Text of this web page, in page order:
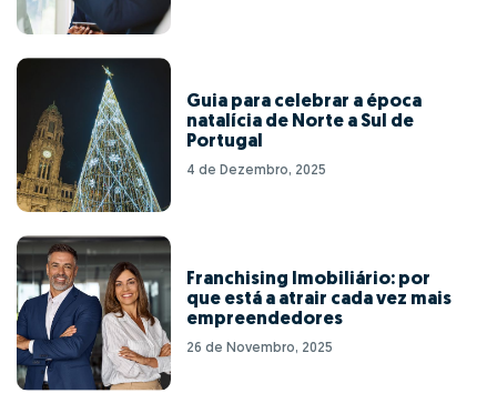
Guia para celebrar a época
natalícia de Norte a Sul de
Portugal
4 de Dezembro, 2025
Franchising Imobiliário: por
que está a atrair cada vez mais
empreendedores
26 de Novembro, 2025